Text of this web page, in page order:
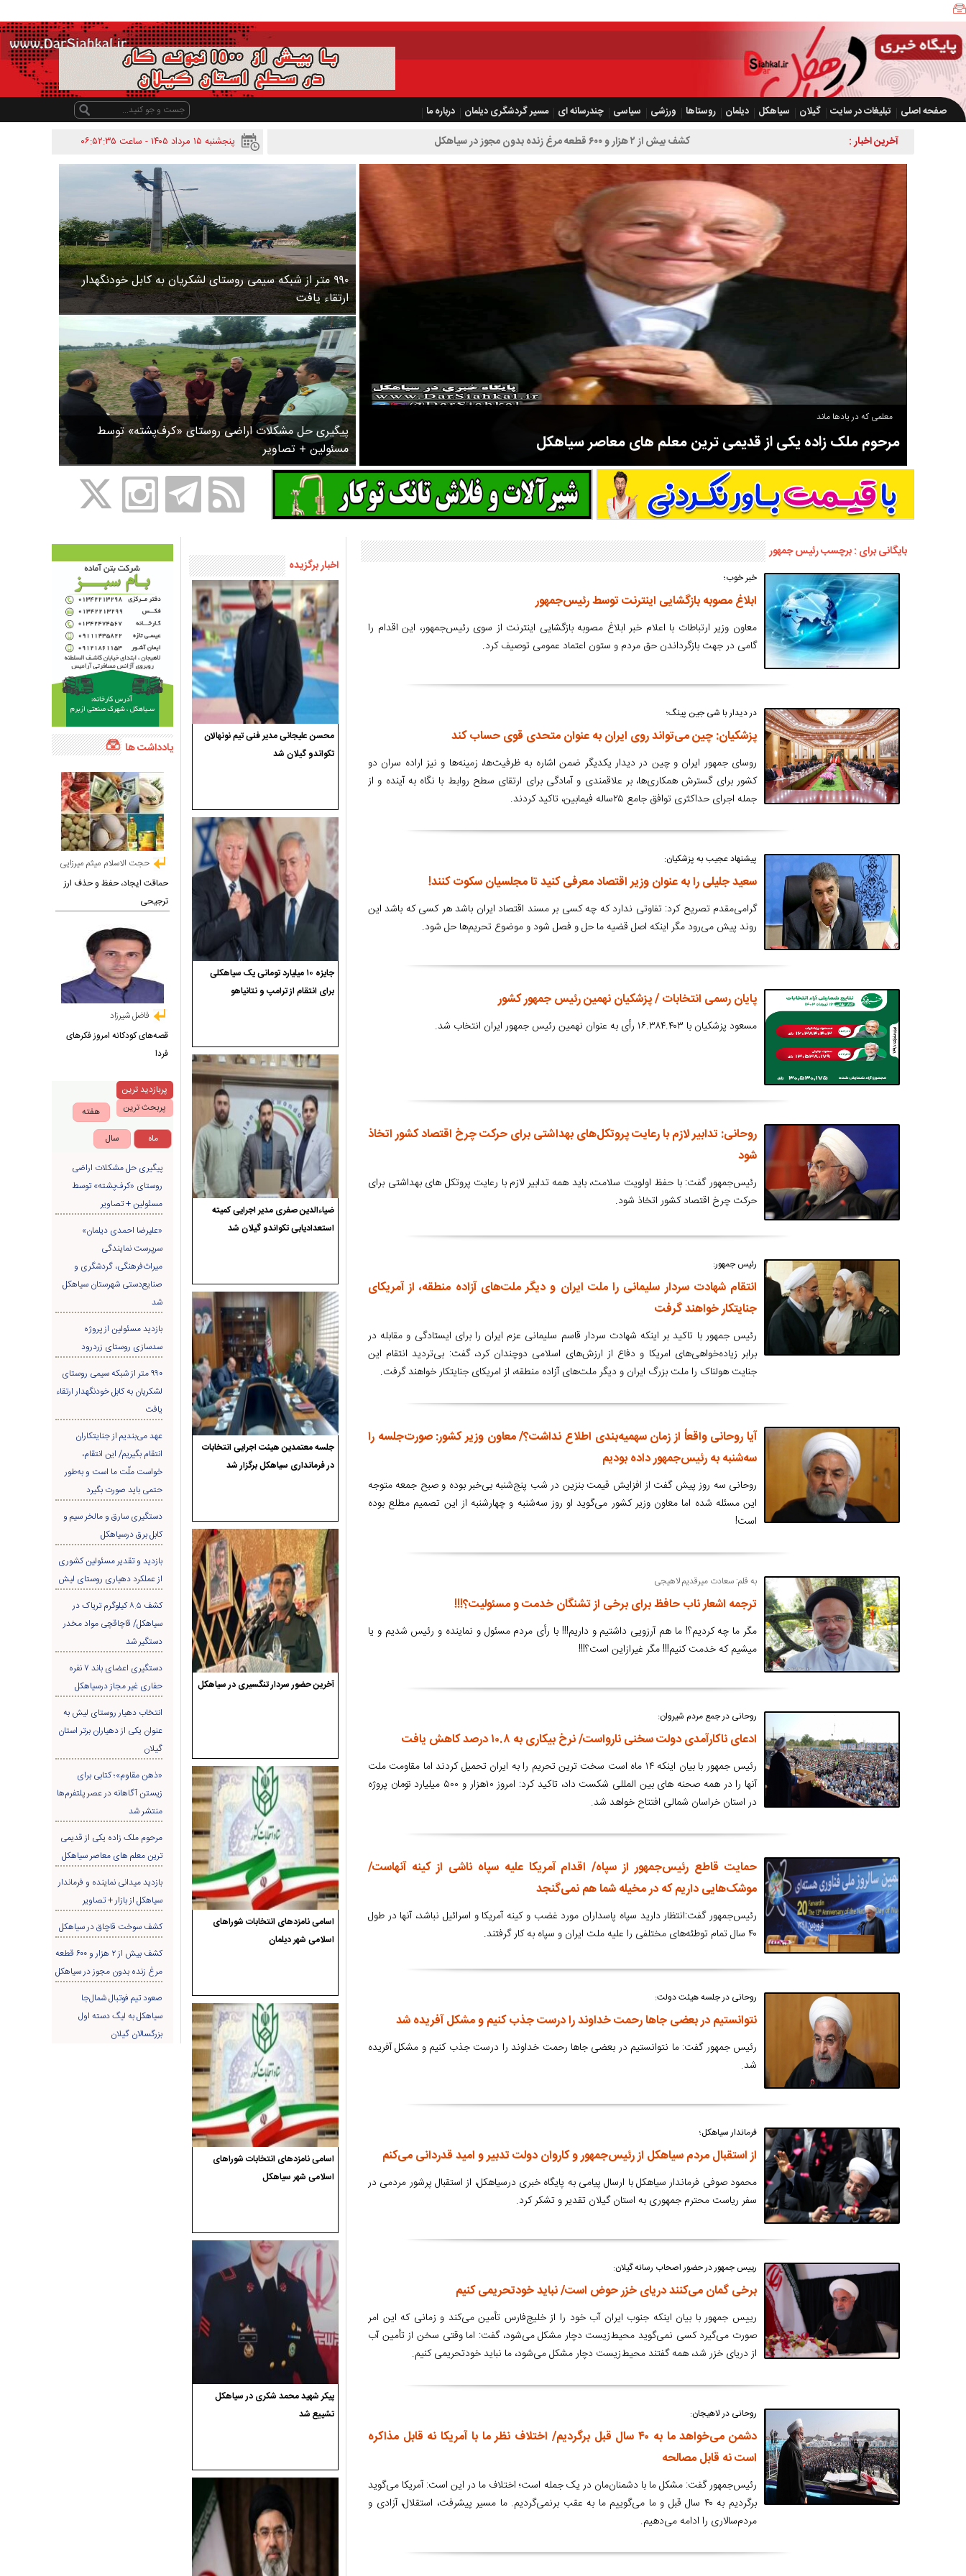
صفحه اصلی تبلیغات در سایت گیلان سیاهکل دیلمان روستاها ورزشی سیاسی چندرسانه ای مسیر گردشگری دیلمان
درباره ما
پنجشنبه ۱۵ مرداد ۱۴۰۵ - ساعت
۰۶:۵۲:۳۵ آخرین اخبار :
۹۹۰ متر از شبکه سیمی روستای لشکریان به کابل خودنگهدار
ارتقاء یافت
پیگیری حل مشکلات اراضی روستای «کرف‌پشته» توسط
مسئولین + تصاویر
معلمی که در یادها ماند
مرحوم ملک زاده یکی از قدیمی ترین معلم های معاصر سیاهکل
مرحوم ملک زاده از سال ۱۳۲۷ شروع به تدریس در مدارس سیاهکل کرد و در ۳۱ سال خدمت خود، علاوه بر تدریس در کلاس اول، معلم نهضت
سوادآموزی و عضو موسس مدرسه اورنگ سیاهکل نیز بود و در سال ۱۳۵۸ بازنشست شد.
بایگانی برای : برچسب رئیس جمهور
خبر خوب؛
ابلاغ مصوبه بازگشایی اینترنت توسط رئیس‌جمهور
معاون وزیر ارتباطات با اعلام خبر ابلاغ مصوبه بازگشایی اینترنت از سوی رئیس‌جمهور، این اقدام را
گامی در جهت بازگرداندن حق مردم و ستون اعتماد عمومی توصیف کرد.
در دیدار با شی جین پینگ؛
پزشکیان: چین می‌تواند روی ایران به عنوان متحدی قوی حساب کند
روسای جمهور ایران و چین در دیدار یکدیگر ضمن اشاره به ظرفیت‌ها، زمینه‌ها و نیز اراده سران دو
کشور برای گسترش همکاری‌ها، بر علاقمندی و آمادگی برای ارتقای سطح روابط با نگاه به آینده و از
جمله اجرای حداکثری توافق جامع ۲۵ساله فیمابین، تاکید کردند.
پیشنهاد عجیب به پزشکیان:
سعید جلیلی را به عنوان وزیر اقتصاد معرفی کنید تا مجلسیان سکوت کنند!
گرامی‌مقدم تصریح کرد: تفاوتی ندارد که چه کسی بر مسند اقتصاد ایران باشد هر کسی که باشد این
روند پیش می‌رود مگر اینکه اصل قضیه ما حل و فصل شود و موضوع تحریم‌ها حل شود.
پایان رسمی انتخابات / پزشکیان نهمین رئیس جمهور کشور
مسعود پزشکیان با ۱۶.۳۸۴.۴۰۳ رأی به عنوان نهمین رئیس جمهور ایران انتخاب شد.
روحانی: تدابیر لازم با رعایت پروتکل‌های بهداشتی برای حرکت چرخ اقتصاد کشور اتخاذ
شود
رئیس‌جمهور گفت: با حفظ اولویت سلامت، باید همه تدابیر لازم با رعایت پروتکل های بهداشتی برای
حرکت چرخ اقتصاد کشور اتخاذ شود.
رئیس جمهور:
انتقام شهادت سردار سلیمانی را ملت ایران و دیگر ملت‌های آزاده منطقه، از آمریکای
جنایتکار خواهند گرفت
رئیس جمهور با تاکید بر اینکه شهادت سردار قاسم سلیمانی عزم ایران را برای ایستادگی و مقابله در
برابر زیاده‌خواهی‌های امریکا و دفاع از ارزش‌های اسلامی دوچندان کرد، گفت: بی‌تردید انتقام این
جنایت هولناک را ملت بزرگ ایران و دیگر ملت‌های آزاده منطقه، از امریکای جنایتکار خواهند گرفت.
آیا روحانی واقعاً از زمان سهمیه‌بندی اطلاع نداشت؟/ معاون وزیر کشور: صورت‌جلسه را
سه‌شنبه به رئیس‌جمهور داده بودیم
روحانی سه روز پیش گفت از افزایش قیمت بنزین در شب پنج‌شنبه بی‌خبر بوده و صبح جمعه متوجه
این مسئله شده اما معاون وزیر کشور می‌گوید او روز سه‌شنبه و چهارشنبه از این تصمیم مطلع بوده
است!
به قلم: سعادت میرقدیم لاهیجی
ترجمه اشعار ناب حافظ برای برخی از تشنگان خدمت و مسئولیت؟!!!
مگر ما چه کردیم؟! ما هم آرزویی داشتیم و داریم!!! با رأی مردم مسئول و نماینده و رئیس شدیم و یا
میشیم که خدمت کنیم!!! مگر غیرازاین است؟!!!
روحانی در جمع مردم شیروان:
ادعای ناکارآمدی دولت سخنی نارواست/ نرخ بیکاری به ۱۰.۸ درصد کاهش یافت
رئیس جمهور با بیان اینکه ۱۴ ماه است سخت ترین تحریم را به ایران تحمیل کردند اما مقاومت ملت
آنها را در همه صحنه های بین المللی شکست داد، تاکید کرد: امروز ۱۰هزار و ۵۰۰ میلیارد تومان پروژه
در استان خراسان شمالی افتتاح خواهد شد.
حمایت قاطع رئیس‌جمهور از سپاه/ اقدام آمریکا علیه سپاه ناشی از کینه آنهاست/
موشک‌هایی داریم که در مخیله شما هم نمی‌گنجد
رئیس‌جمهور گفت:‌انتظار دارید سپاه پاسداران مورد غضب و کینه آمریکا و اسرائیل نباشد،‌ آنها در طول
۴۰ سال تمام توطئه‌های مختلفی را علیه ملت ایران و سپاه به کار گرفتند.
روحانی در جلسه هیئت دولت:
نتوانستیم در بعضی جاها رحمت خداوند را درست جذب کنیم و مشکل آفریده شد
رئیس جمهور گفت: ما نتوانستیم در بعضی جاها رحمت خداوند را درست جذب کنیم و مشکل آفریده
شد.
فرماندار سیاهکل؛
از استقبال مردم سیاهکل از رئیس‌جمهور و کاروان دولت تدبیر و امید قدردانی می‌کنم
محمود صوفی فرماندار سیاهکل با ارسال پیامی به پایگاه خبری درسیاهکل، از استقبال پرشور مردمی در
سفر ریاست محترم جمهوری به استان گیلان تقدیر و تشکر کرد.
رییس جمهور در حضور اصحاب رسانه گیلان:
برخی گمان می‌کنند دریای خزر حوض است/ نباید خودتحریمی کنیم
رییس جمهور با بیان اینکه جنوب ایران آب خود را از خلیج‌فارس تأمین می‌کند و زمانی که این امر
صورت می‌گیرد کسی نمی‌گوید محیط‌زیست دچار مشکل می‌شود، گفت: اما وقتی سخن از تأمین آب
از دریای خزر شد، همه گفتند محیط‌زیست دچار مشکل می‌شود، ما نباید خودتحریمی کنیم.
روحانی در لاهیجان:
دشمن می‌خواهد ما به ۴۰ سال قبل برگردیم/ اختلاف نظر ما با آمریکا نه قابل مذاکره
است نه قابل مصالحه
رئیس‌جمهور گفت:‌ مشکل ما با دشمنان‌مان در یک جمله است؛ اختلاف ما در این است: آمریکا می‌گوید
برگردیم به ۴۰ سال قبل و ما می‌گوییم ما به عقب برنمی‌گردیم. ما مسیر پیشرفت، استقلال، آزادی و
مردم‌سالاری را ادامه می‌دهیم.
اخبار برگزیده
محسن علیجانی مدیر فنی تیم نونهالان
تکواندو گیلان شد
جایزه ۱۰ میلیارد تومانی یک سیاهکلی
برای انتقام از ترامپ و نتانیاهو
ضیاءالدین صفری مدیر اجرایی کمیته
استعدادیابی تکواندو گیلان شد
جلسه معتمدین هیئت اجرایی انتخابات
در فرمانداری سیاهکل برگزار شد
آخرین حضور سردار تنگسیری در سیاهکل
اسامی نامزدهای انتخابات شوراهای
اسلامی شهر دیلمان
اسامی نامزدهای انتخابات شوراهای
اسلامی شهر سیاهکل
پیکر شهید محمد شکری در سیاهکل
تشییع شد
یادداشت ها
حجت الاسلام میثم میرزایی
حماقت ایجاد، حفظ و حذف ارز
ترجیحی
فاضل شیرزاد
قصه‌های کودکانه امروز فکرهای
فردا
پربازدید ترین
پربحث ترین
هفته
ماه
سال
پیگیری حل مشکلات اراضی
روستای «کرف‌پشته» توسط
مسئولین + تصاویر
«علیرضا احمدی دیلمان»
سرپرست نمایندگی
میراث‌فرهنگی، گردشگری و
صنایع‌دستی شهرستان سیاهکل
شد
بازدید مسئولین از پروژه
سدسازی روستای زردرود
۹۹۰ متر از شبکه سیمی روستای
لشکریان به کابل خودنگهدار ارتقاء
یافت
عهد می‌بندیم از جنایتکاران
انتقام بگیریم/ این انتقام،
خواست ملّت ما است و به‌طور
حتمی باید صورت بگیرد
دستگیری سارق و مالخر سیم و
کابل برق درسیاهکل
بازدید و تقدیر مسئولین کشوری
از عملکرد دهیاری روستای لیش
کشف ۸.۵ کیلوگرم تریاک در
سیاهکل/ قاچاقچی مواد مخدر
دستگیر شد
دستگیری اعضای باند ۷ نفره
حفاری غير مجاز درسیاهکل
انتخاب دهیار روستای لیش به
عنوان یکی از دهیاران برتر استان
گیلان
«ذهن مقاوم»؛ کتابی برای
زیستن آگاهانه در عصر پلتفرم‌ها
منتشر شد
مرحوم ملک زاده یکی از قدیمی
ترین معلم های معاصر سیاهکل
بازدید میدانی نماینده و فرماندار
سیاهکل از بازار + تصاویر
کشف سوخت قاچاق در سياهکل
کشف بیش از ۲ هزار و ۶۰۰ قطعه
مرغ زنده بدون مجوز در سیاهکل
صعود تیم فوتبال شمال‌جا‌
سیاهکل به لیگ دسته اول
بزرگسالان گیلان